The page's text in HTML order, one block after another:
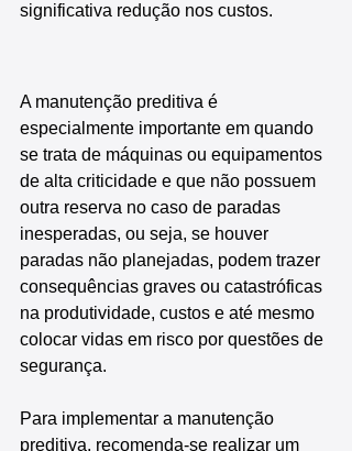
significativa redução nos custos.
A manutenção preditiva é
especialmente importante em quando
se trata de máquinas ou equipamentos
de alta criticidade e que não possuem
outra reserva no caso de paradas
inesperadas, ou seja, se houver
paradas não planejadas, podem trazer
consequências graves ou catastróficas
na produtividade, custos e até mesmo
colocar vidas em risco por questões de
segurança.
Para implementar a manutenção
preditiva, recomenda-se realizar um